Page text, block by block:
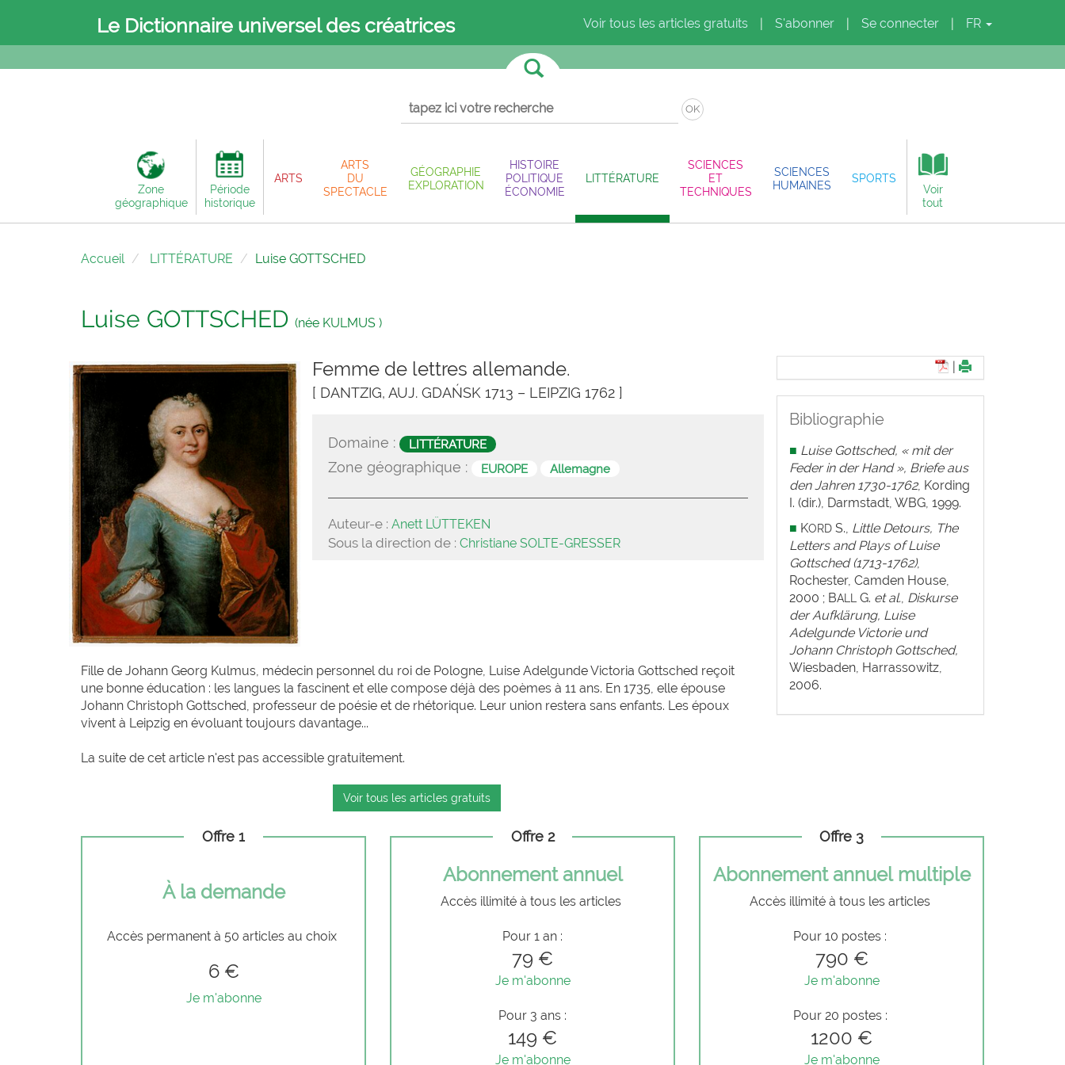
Le Dictionnaire universel des créatrices Voir tous les articles gratuits S'abonner Se connecter FR
OK
Zone
géographique
Période
historique
ARTS
ARTS
DU
SPECTACLE
GÉOGRAPHIE
EXPLORATION
HISTOIRE
POLITIQUE
ÉCONOMIE
LITTÉRATURE
SCIENCES
ET
TECHNIQUES
SCIENCES
HUMAINES
SPORTS
Voir
tout
Accueil LITTÉRATURE Luise GOTTSCHED
Luise GOTTSCHED (née KULMUS )
Femme de lettres allemande.
[ DANTZIG, AUJ. GDAŃSK 1713 – LEIPZIG 1762 ]
Domaine : LITTÉRATURE
Zone géographique : EUROPE Allemagne
Auteur-e :Anett LÜTTEKEN
Sous la direction de :Christiane SOLTE-GRESSER
Fille de Johann Georg Kulmus, médecin personnel du roi de Pologne, Luise Adelgunde Victoria Gottsched reçoit
une bonne éducation : les langues la fascinent et elle compose déjà des poèmes à 11 ans. En 1735, elle épouse
Johann Christoph Gottsched, professeur de poésie et de rhétorique. Leur union restera sans enfants. Les époux
vivent à Leipzig en évoluant toujours davantage...
La suite de cet article n'est pas accessible gratuitement.
Voir tous les articles gratuits
Bibliographie
■ Luise Gottsched, « mit der
Feder in der Hand », Briefe aus
den Jahren 1730-1762, Kording
I. (dir.), Darmstadt, WBG, 1999.
■ KORDS., Little Detours, The
Letters and Plays of Luise
Gottsched (1713-1762),
Rochester, Camden House,
2000 ; BALL G. et al., Diskurse
der Aufklärung, Luise
Adelgunde Victorie und
Johann Christoph Gottsched,
Wiesbaden, Harrassowitz,
2006.
Offre 1
À la demande
Accès permanent à 50 articles au choix
6 €
Je m'abonne
Offre 2
Abonnement annuel
Accès illimité à tous les articles
Pour 1 an :
79 €
Je m'abonne
Pour 3 ans :
149 €
Je m'abonne
Offre 3
Abonnement annuel multiple
Accès illimité à tous les articles
Pour 10 postes :
790 €
Je m'abonne
Pour 20 postes :
1200 €
Je m'abonne